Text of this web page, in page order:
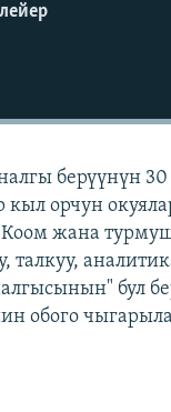
берүүнүн
кыл орчун
жана
талкуу,
бул
обого